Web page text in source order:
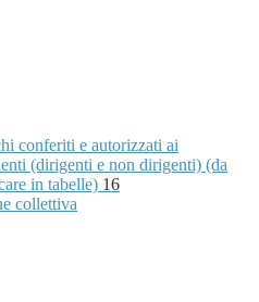
conferiti e autorizzati ai
(dirigenti e non dirigenti) (da
in tabelle) 16
collettiva